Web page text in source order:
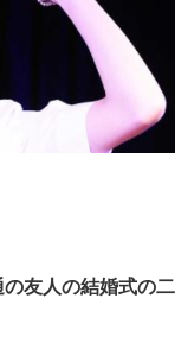
友人の結婚式の二